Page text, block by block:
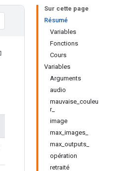
Sur cette page
Résumé
Variables
Fonctions
Cours
Variables
Arguments
audio
mauvaise_couleu
r_
image
max_images_
max_outputs_
opération
retraité